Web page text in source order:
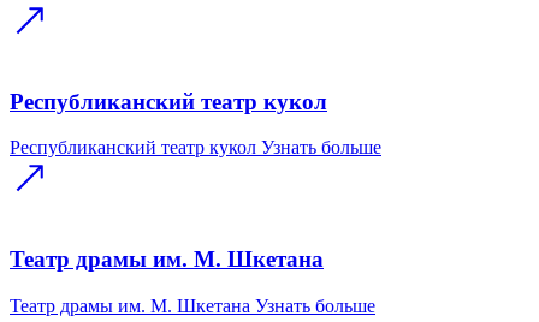
Республиканский театр кукол
Республиканский театр кукол Узнать больше
Театр драмы им. М. Шкетана
Театр драмы им. М. Шкетана Узнать больше